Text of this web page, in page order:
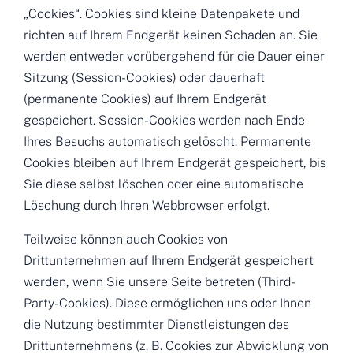
„Cookies“. Cookies sind kleine Datenpakete und
richten auf Ihrem Endgerät keinen Schaden an. Sie
werden entweder vorübergehend für die Dauer einer
Sitzung (Session-Cookies) oder dauerhaft
(permanente Cookies) auf Ihrem Endgerät
gespeichert. Session-Cookies werden nach Ende
Ihres Besuchs automatisch gelöscht. Permanente
Cookies bleiben auf Ihrem Endgerät gespeichert, bis
Sie diese selbst löschen oder eine automatische
Löschung durch Ihren Webbrowser erfolgt.
Teilweise können auch Cookies von
Drittunternehmen auf Ihrem Endgerät gespeichert
werden, wenn Sie unsere Seite betreten (Third-
Party-Cookies). Diese ermöglichen uns oder Ihnen
die Nutzung bestimmter Dienstleistungen des
Drittunternehmens (z. B. Cookies zur Abwicklung von